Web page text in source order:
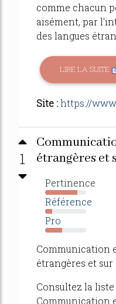
comme chacun
aisément, par
des langues
LIRE LA SUITE
Site :https://
1
étrangères et
Pertinence
78%
Référence
17%
Pro
42%
Communication
étrangères et sur
Consultez la
Communication